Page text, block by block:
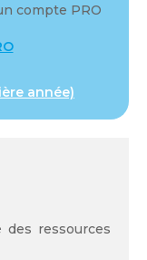
compte PRO
année)
ressources